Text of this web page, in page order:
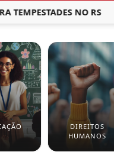
NO RS
DIREITOS
HUMANOS